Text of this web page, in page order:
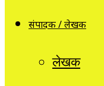
संपादक / लेखक
लेखक